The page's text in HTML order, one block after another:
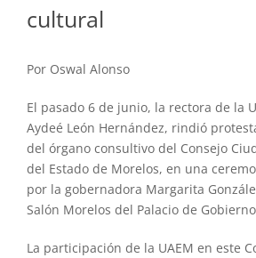
cultural
Por Oswal Alonso
El pasado 6 de junio, la rectora de la
Aydeé León Hernández, rindió
del órgano consultivo del Consejo
del Estado de Morelos, en una
por la gobernadora Margarita
Salón Morelos del Palacio de
La participación de la UAEM en este